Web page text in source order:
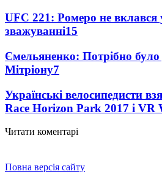
UFC 221: Ромеро не вклався
зважуванні15
Ємельяненко: Потрібно
Мітріону7
Українські велосипедисти
Race Horizon Park 2017 і VR
Читати коментарі
Повна версія сайту